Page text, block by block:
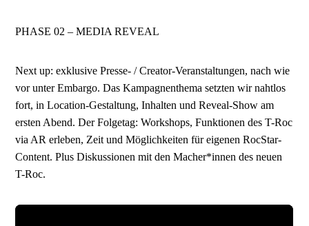
PHASE 02 – MEDIA REVEAL
Next up: exklusive Presse- / Creator-Veranstaltungen, nach wie
vor unter Embargo. Das Kampagnenthema setzten wir nahtlos
fort, in Location-Gestaltung, Inhalten und Reveal-Show am
ersten Abend. Der Folgetag: Workshops, Funktionen des T-Roc
via AR erleben, Zeit und Möglichkeiten für eigenen RocStar-
Content. Plus Diskussionen mit den Macher*innen des neuen
T-Roc.